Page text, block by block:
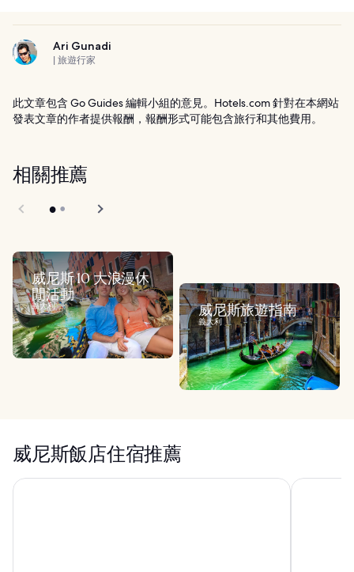
Ari Gunadi
| 旅遊行家
此文章包含 Go Guides 編輯小組的意見。Hotels.com 針對在本網站
發表文章的作者提供報酬，報酬形式可能包含旅行和其他費用。
相關推薦
威尼斯 10 大浪漫休
閒活動
義大利 威尼斯旅遊指南
義大利
威尼斯飯店住宿推薦
威尼斯潟湖B&B飯店 格雷拉托